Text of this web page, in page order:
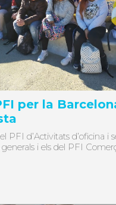
per la
PFI d’Activitats d’oficina i
i els del PFI